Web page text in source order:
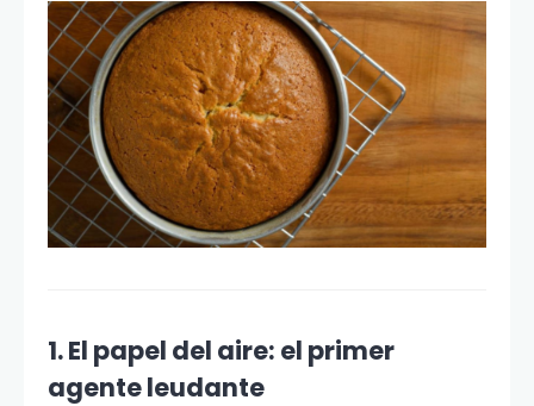
1. El papel del aire: el primer
agente leudante